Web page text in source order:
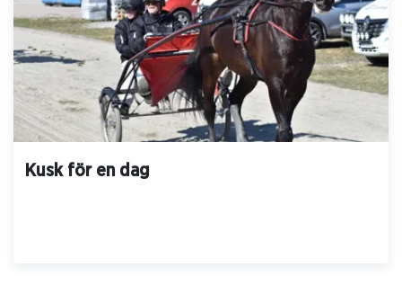
Axevalla LOPP 7 2026 07 18
Axevalla LOPP 6 2026 07 18
Kusk för en dag